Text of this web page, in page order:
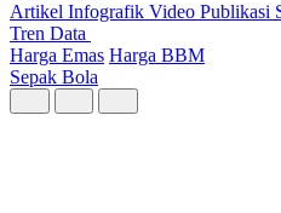
Artikel Infografik Video Publikasi
Tren Data
Harga Emas Harga BBM
Sepak Bola